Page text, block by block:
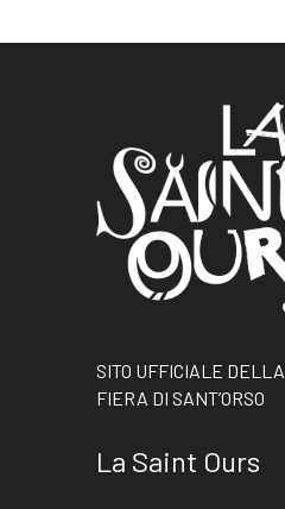
SITO UFFICIALE DELLA
FIERA DI SANT’ORSO
La Saint Ours